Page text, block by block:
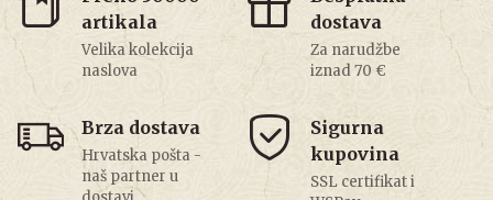
artikala
Velika kolekcija
naslova
dostava
Za narudžbe
iznad 70 €
Brza dostava
Hrvatska pošta -
naš partner u
Sigurna
kupovina
SSL certifikat i